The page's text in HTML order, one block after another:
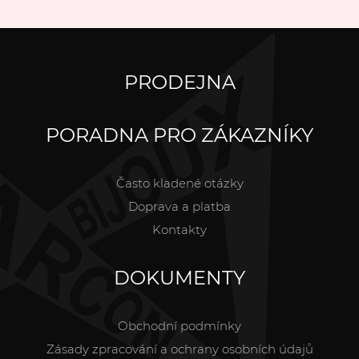
PRODEJNA
PORADNA PRO ZÁKAZNÍKY
Často kladené otázky
Doprava a platba
Kontakty
DOKUMENTY
Obchodní podmínky
Zásady zpracování a ochrany osobních údajů